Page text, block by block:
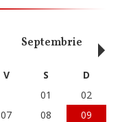
Septembrie
V S
D
01
02
07 08
09